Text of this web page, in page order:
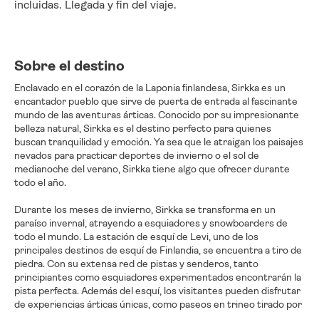
incluidas. Llegada y fin del viaje.
Sobre el destino
Enclavado en el corazón de la Laponia finlandesa, Sirkka es un
encantador pueblo que sirve de puerta de entrada al fascinante
mundo de las aventuras árticas. Conocido por su impresionante
belleza natural, Sirkka es el destino perfecto para quienes
buscan tranquilidad y emoción. Ya sea que le atraigan los paisajes
nevados para practicar deportes de invierno o el sol de
medianoche del verano, Sirkka tiene algo que ofrecer durante
todo el año.
Durante los meses de invierno, Sirkka se transforma en un
paraíso invernal, atrayendo a esquiadores y snowboarders de
todo el mundo. La estación de esquí de Levi, uno de los
principales destinos de esquí de Finlandia, se encuentra a tiro de
piedra. Con su extensa red de pistas y senderos, tanto
principiantes como esquiadores experimentados encontrarán la
pista perfecta. Además del esquí, los visitantes pueden disfrutar
de experiencias árticas únicas, como paseos en trineo tirado por